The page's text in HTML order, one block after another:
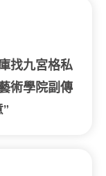
找九宮格私
術學院副傳